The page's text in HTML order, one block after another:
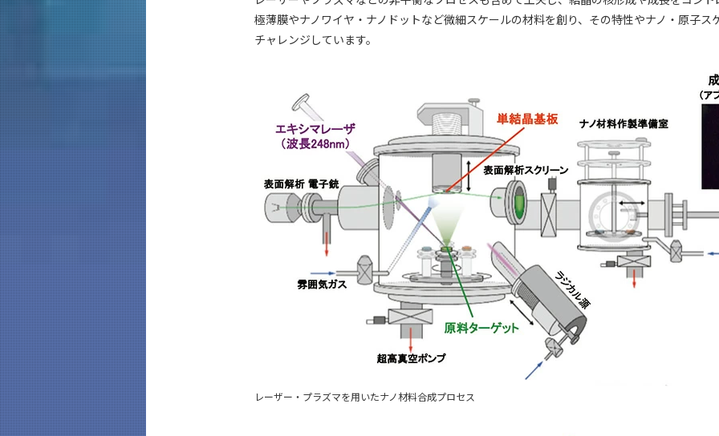
極薄膜やナノワイヤ・ナノドットなど微細スケールの材料を創り、その特性やナノ・原子ス
チャレンジしています。
レーザー・プラズマを用いたナノ材料合成プロセス